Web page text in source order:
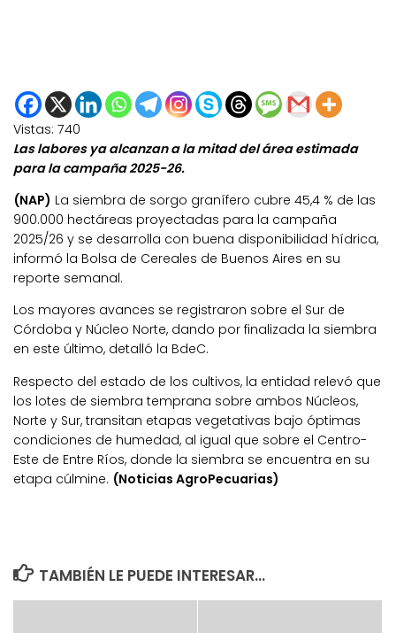
Vistas: 740
Las labores ya alcanzan a la mitad del área estimada
para la campaña 2025-26.
(NAP) La siembra de sorgo granífero cubre 45,4 % de las
900.000 hectáreas proyectadas para la campaña
2025/26 y se desarrolla con buena disponibilidad hídrica,
informó la Bolsa de Cereales de Buenos Aires en su
reporte semanal.
Los mayores avances se registraron sobre el Sur de
Córdoba y Núcleo Norte, dando por finalizada la siembra
en este último, detalló la BdeC.
Respecto del estado de los cultivos, la entidad relevó que
los lotes de siembra temprana sobre ambos Núcleos,
Norte y Sur, transitan etapas vegetativas bajo óptimas
condiciones de humedad, al igual que sobre el Centro-
Este de Entre Ríos, donde la siembra se encuentra en su
etapa cúlmine. (Noticias AgroPecuarias)
TAMBIÉN LE PUEDE INTERESAR...